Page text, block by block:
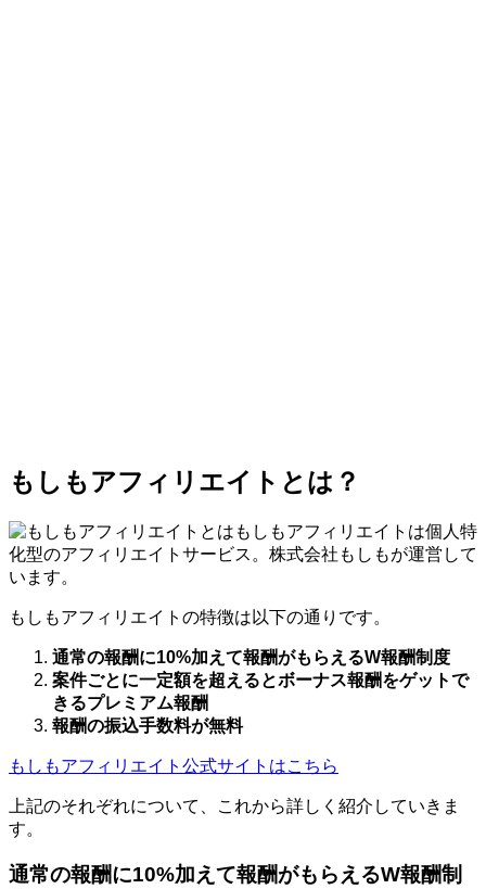
もしもアフィリエイトとは？
もしもアフィリエイトは個人特
化型のアフィリエイトサービス。株式会社もしもが運営して
います。
もしもアフィリエイトの特徴は以下の通りです。
通常の報酬に10%加えて報酬がもらえるW報酬制度
案件ごとに一定額を超えるとボーナス報酬をゲットで
きるプレミアム報酬
報酬の振込手数料が無料
もしもアフィリエイト公式サイトはこちら
上記のそれぞれについて、これから詳しく紹介していきま
す。
通常の報酬に10%加えて報酬がもらえるW報酬制